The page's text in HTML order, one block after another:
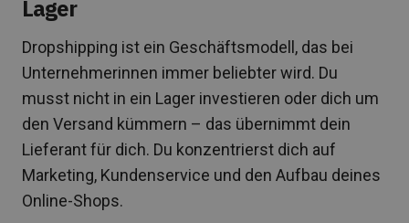
Lager
Dropshipping ist ein Geschäftsmodell, das bei
Unternehmerinnen immer beliebter wird. Du
musst nicht in ein Lager investieren oder dich um
den Versand kümmern – das übernimmt dein
Lieferant für dich. Du konzentrierst dich auf
Marketing, Kundenservice und den Aufbau deines
Online-Shops.